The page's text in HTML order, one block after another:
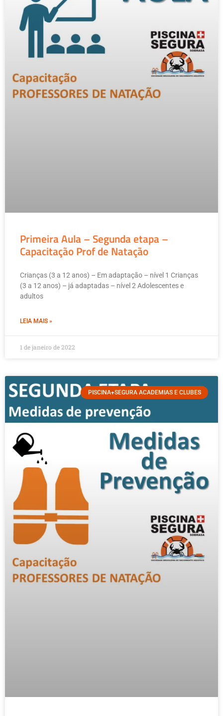
Primeira Aula – Segunda etapa –
Capacitação Prof de Natação
Crianças (3 a 12 anos) – Em adaptação – nível 1 Crianças
(3 a 12 anos) – já adaptadas – nível 2 Adolescentes e
adultos
LEIA MAIS »
1 de janeiro de 2022
PISCINA+SEGURA ACADEMIAS E CLUBES